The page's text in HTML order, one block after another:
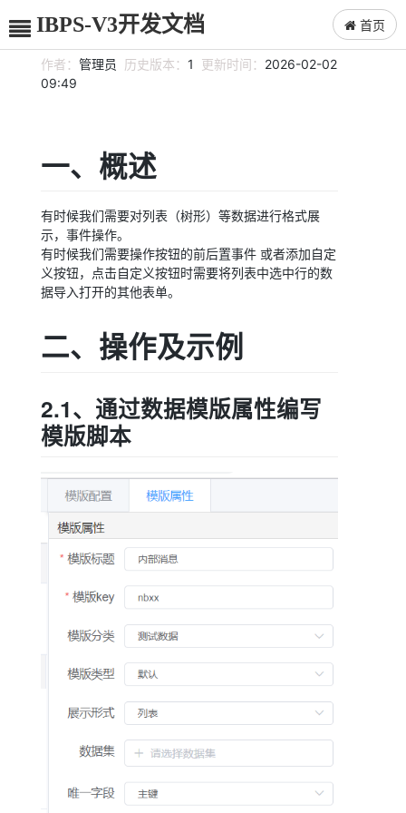
IBPS-V3开发文档 首页
作者： 管理员 历史版本： 1 更新时间： 2026-02-02
09:49
一、概述
有时候我们需要对列表（树形）等数据进行格式展
示，事件操作。
有时候我们需要操作按钮的前后置事件 或者添加自定
义按钮，点击自定义按钮时需要将列表中选中行的数
据导入打开的其他表单。
二、操作及示例
2.1、通过数据模版属性编写
模版脚本